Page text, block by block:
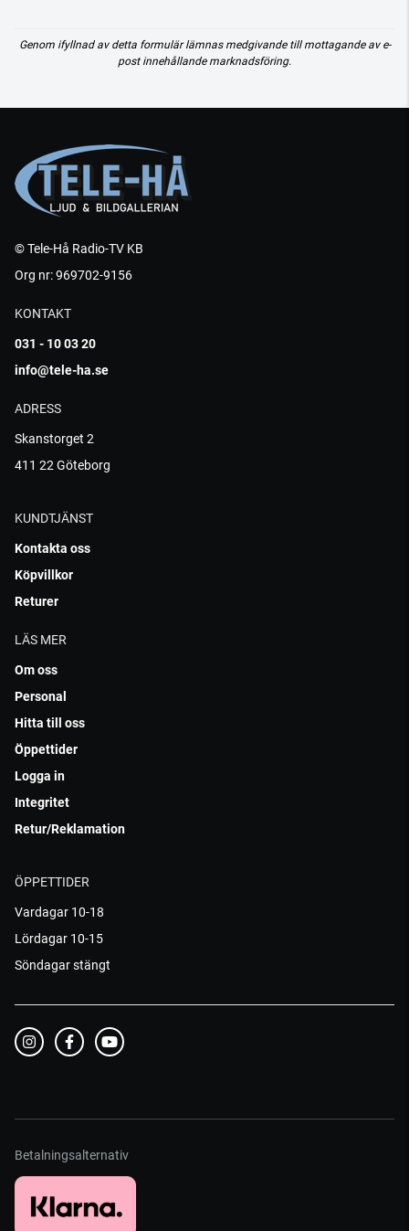
Genom ifyllnad av detta formulär lämnas medgivande till mottagande av e-
post innehållande marknadsföring.
© Tele-Hå Radio-TV KB
Org nr: 969702-9156
KONTAKT
031 - 10 03 20
info@tele-ha.se
ADRESS
Skanstorget 2
411 22 Göteborg
KUNDTJÄNST
Kontakta oss
Köpvillkor
Returer
LÄS MER
Om oss
Personal
Hitta till oss
Öppettider
Logga in
Integritet
Retur/Reklamation
ÖPPETTIDER
Vardagar 10-18
Lördagar 10-15
Söndagar stängt
Betalningsalternativ